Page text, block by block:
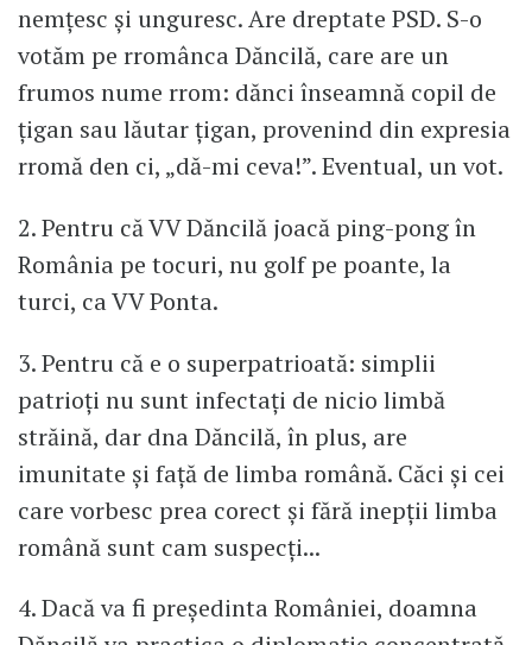
nemțesc și unguresc. Are dreptate PSD. S-o
votăm pe rromânca Dăncilă, care are un
frumos nume rrom: dănci înseamnă copil de
țigan sau lăutar țigan, provenind din expresia
rromă den ci, „dă-mi ceva!”. Eventual, un vot.
2. Pentru că VV Dăncilă joacă ping-pong în
România pe tocuri, nu golf pe poante, la
turci, ca VV Ponta.
3. Pentru că e o superpatrioată: simplii
patrioţi nu sunt infectaţi de nicio limbă
străină, dar dna Dăncilă, în plus, are
imunitate şi faţă de limba română. Căci şi cei
care vorbesc prea corect şi fără inepţii limba
română sunt cam suspecţi...
4. Dacă va fi preşedinta României, doamna